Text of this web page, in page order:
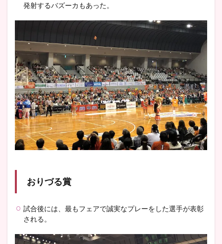
発射するバズーカもあった。
おりづる賞
試合後には、最もフェアで誠実なプレーをした選手が表彰
される。